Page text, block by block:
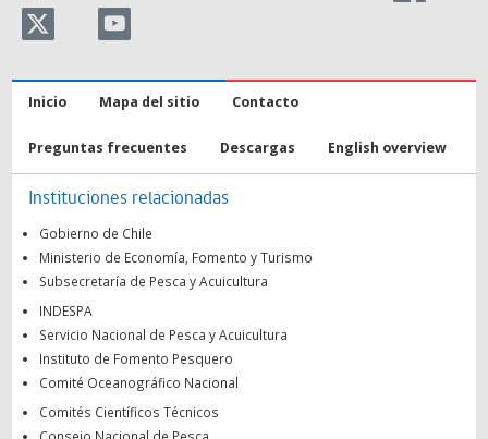
Inicio Mapa del sitio Contacto
Preguntas frecuentes Descargas English overview
Instituciones relacionadas
Gobierno de Chile
Ministerio de Economía, Fomento y Turismo
Subsecretaría de Pesca y Acuicultura
INDESPA
Servicio Nacional de Pesca y Acuicultura
Instituto de Fomento Pesquero
Comité Oceanográfico Nacional
Comités Científicos Técnicos